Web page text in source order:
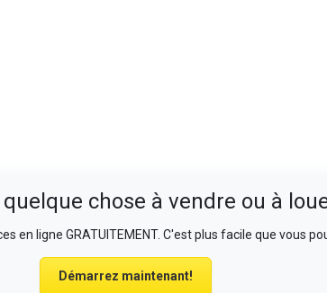
chose à vendre ou à
en ligne GRATUITEMENT. C'est plus facile que vous
Démarrez maintenant!